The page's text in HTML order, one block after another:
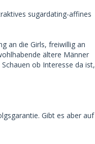
sugardating-affines
an die Girls, freiwillig an
ältere Männer
ob Interesse da ist,
Gibt es aber auf